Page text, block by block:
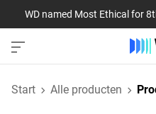
WD named Most Ethical for
Start Alle producten